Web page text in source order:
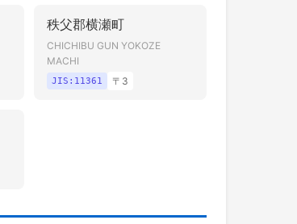
秩父郡横瀬町
CHICHIBU GUN YOKOZE
MACHI
JIS: 11361 〒 3